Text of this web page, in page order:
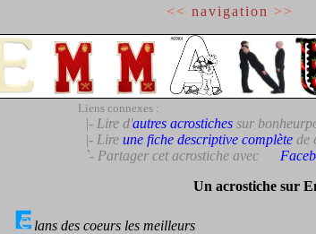
<< navigation >>
Liens connexes :
|- Lire d'autres acrostichessur
|- Lire une fiche descriptive complètede
`- Partager cet acrostiche avec
Un acrostiche sur
lans des coeurs les meilleurs